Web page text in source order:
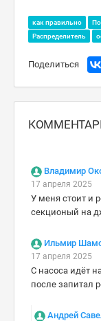
как правильно
Распределитель
Поделиться
Владимир
17 апреля 2025
У меня стоит и
секционый на
Ильмир
17 апреля 2025
С насоса идёт
после запитал
Андрей